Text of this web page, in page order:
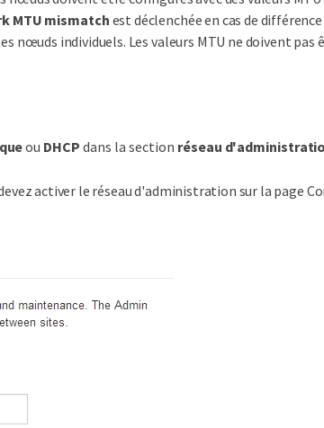
MTU mismatchest déclenchée en cas de
nœuds individuels. Les valeurs MTU ne doivent pas
ou DHCP dans la section réseau
activer le réseau d'administration sur la page